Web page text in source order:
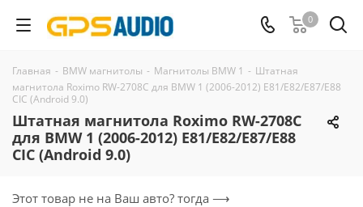
0
Главная - BMW магнитолы - Магнитолы BMW 1 - Штатная
магнитола Roximo RW-2708C для BMW 1 (2006-2012) E81/E82/E87/E88
CIC (Android 9.0)
Штатная магнитола Roximo RW-2708C
для BMW 1 (2006-2012) E81/E82/E87/E88
CIC (Android 9.0)
Этот товар не на Ваш авто? тогда ⟶